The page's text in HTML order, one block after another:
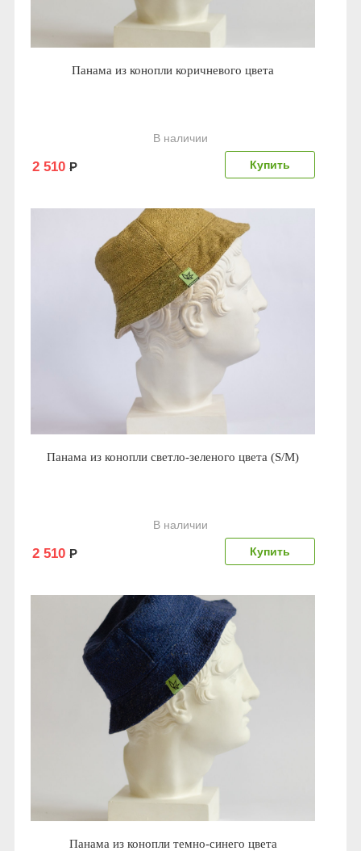
Панама из конопли коричневого цвета
В наличии
2 510 Р
Панама из конопли светло-зеленого цвета (S/M)
В наличии
2 510 Р
Панама из конопли темно-синего цвета